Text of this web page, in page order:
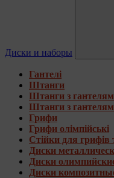
Диски и наборы
Гантелі
Штанги
Штанги з
Штанги з
Грифи
Грифи олімпійські
Стійки для грифів
Диски
Диски
Диски